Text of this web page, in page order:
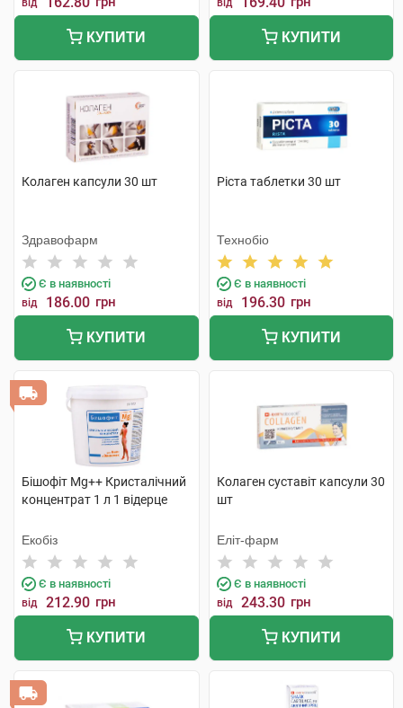
від
КУПИТИ
від
КУПИТИ
Колаген капсули 30 шт
Здравофарм
Є в наявності
від 186.00 грн
КУПИТИ
Ріста таблетки 30 шт
Технобіо
Є в наявності
від 196.30 грн
КУПИТИ
Бішофіт Mg++ Кристалічний
концентрат 1 л 1 відерце
Екобіз
Є в наявності
від 212.90 грн
КУПИТИ
Колаген суставіт капсули 30
шт
Еліт-фарм
Є в наявності
від 243.30 грн
КУПИТИ